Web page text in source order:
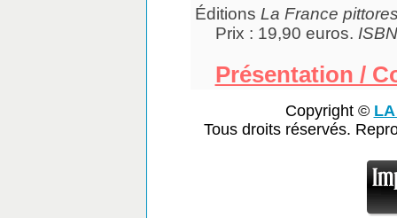
Éditions La France
Prix : 19,90 euros.
Présentation /
Copyright ©
Tous droits réservés.